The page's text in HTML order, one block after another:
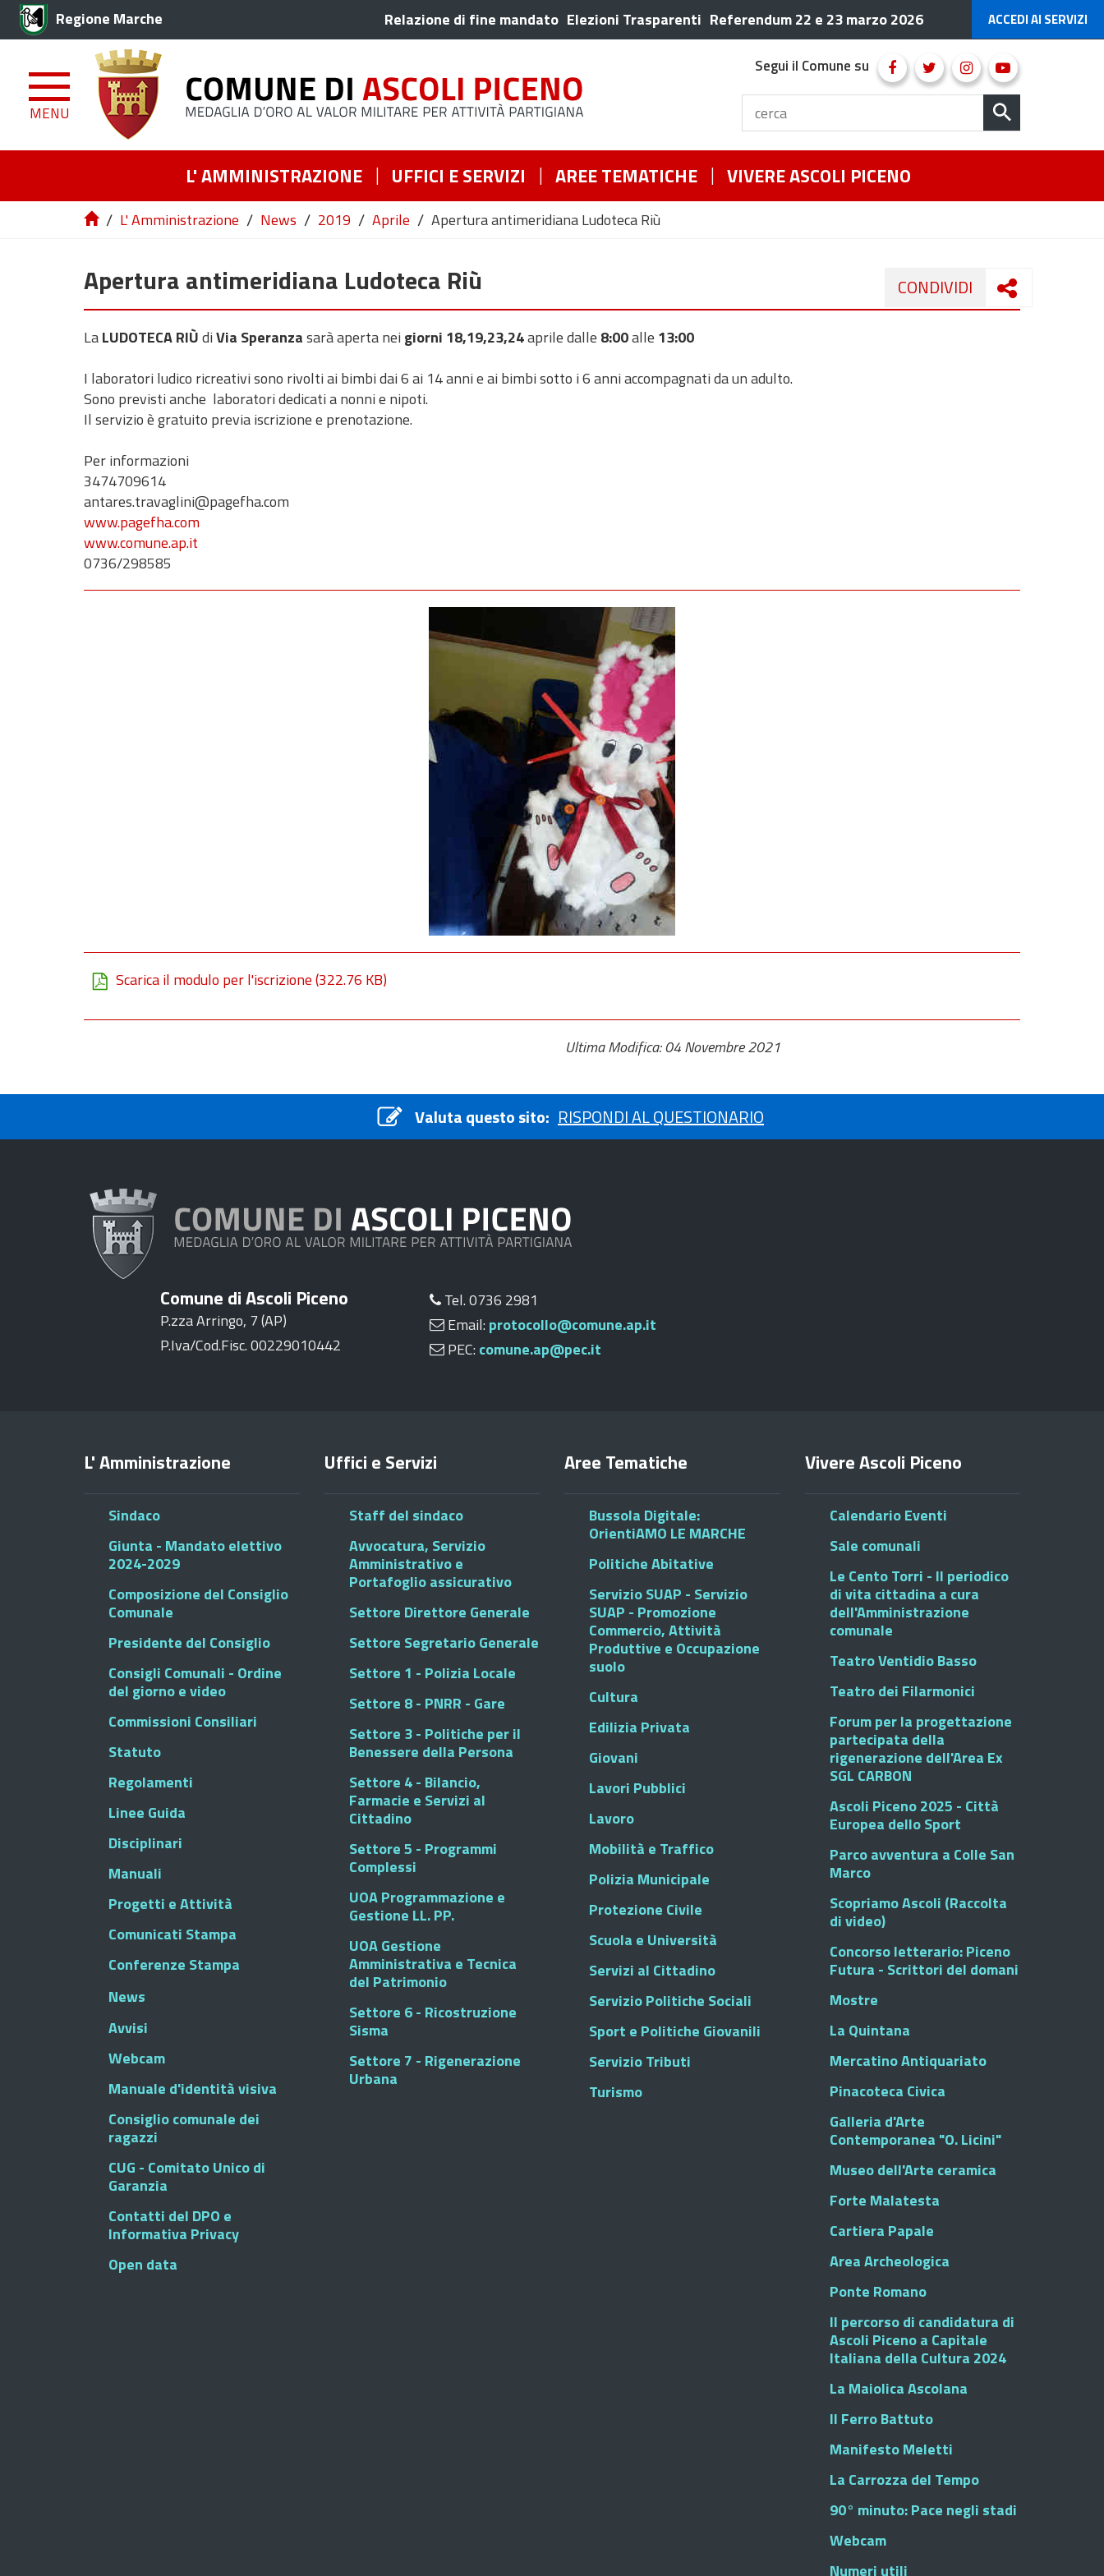
Regione Marche Relazione di fine mandato Elezioni Trasparenti Referendum 22 e 23 marzo 2026 ACCEDI AI SERVIZI
MENU
Segui il Comune su
L' AMMINISTRAZIONE UFFICI E SERVIZI AREE TEMATICHE VIVERE ASCOLI PICENO
/ L' Amministrazione / News / 2019 / Aprile / Apertura antimeridiana Ludoteca Riù
CONDIVIDI
Apertura antimeridiana Ludoteca Riù
LaLUDOTECA RIÙdiVia Speranzasarà aperta nei giorni 18,19,23,24aprile dalle 8:00alle 13:00
I laboratori ludico ricreativi sono rivolti ai bimbi dai 6 ai 14 anni e ai bimbi sotto i 6 anni accompagnati da un adulto.
Sono previsti anche laboratori dedicati a nonni e nipoti.
Il servizio è gratuito previa iscrizione e prenotazione.
Per informazioni
3474709614
antares.travaglini@pagefha.com
www.pagefha.com
www.comune.ap.it
0736/298585
Scarica il modulo per l'iscrizione(322.76 KB)
Ultima Modifica: 04 Novembre 2021
Valuta questo sito: RISPONDI AL QUESTIONARIO
Comune di Ascoli Piceno
P.zza Arringo, 7 (AP)
P.Iva/Cod.Fisc. 00229010442
Tel. 0736 2981
Email: protocollo@comune.ap.it
PEC: comune.ap@pec.it
L' Amministrazione
Sindaco
Giunta - Mandato elettivo
2024-2029
Composizione del Consiglio
Comunale
Presidente del Consiglio
Consigli Comunali - Ordine
del giorno e video
Commissioni Consiliari
Statuto
Regolamenti
Linee Guida
Disciplinari
Manuali
Progetti e Attività
Comunicati Stampa
Conferenze Stampa
News
Avvisi
Webcam
Manuale d'identità visiva
Consiglio comunale dei
ragazzi
CUG - Comitato Unico di
Garanzia
Contatti del DPO e
Informativa Privacy
Open data
Uffici e Servizi
Staff del sindaco
Avvocatura, Servizio
Amministrativo e
Portafoglio assicurativo
Settore Direttore Generale
Settore Segretario Generale
Settore 1 - Polizia Locale
Settore 8 - PNRR - Gare
Settore 3 - Politiche per il
Benessere della Persona
Settore 4 - Bilancio,
Farmacie e Servizi al
Cittadino
Settore 5 - Programmi
Complessi
UOA Programmazione e
Gestione LL. PP.
UOA Gestione
Amministrativa e Tecnica
del Patrimonio
Settore 6 - Ricostruzione
Sisma
Settore 7 - Rigenerazione
Urbana
Aree Tematiche
Bussola Digitale:
OrientiAMO LE MARCHE
Politiche Abitative
Servizio SUAP - Servizio
SUAP - Promozione
Commercio, Attività
Produttive e Occupazione
suolo
Cultura
Edilizia Privata
Giovani
Lavori Pubblici
Lavoro
Mobilità e Traffico
Polizia Municipale
Protezione Civile
Scuola e Università
Servizi al Cittadino
Servizio Politiche Sociali
Sport e Politiche Giovanili
Servizio Tributi
Turismo
Vivere Ascoli Piceno
Calendario Eventi
Sale comunali
Le Cento Torri - Il periodico
di vita cittadina a cura
dell'Amministrazione
comunale
Teatro Ventidio Basso
Teatro dei Filarmonici
Forum per la progettazione
partecipata della
rigenerazione dell'Area Ex
SGL CARBON
Ascoli Piceno 2025 - Città
Europea dello Sport
Parco avventura a Colle San
Marco
Scopriamo Ascoli (Raccolta
di video)
Concorso letterario: Piceno
Futura - Scrittori del domani
Mostre
La Quintana
Mercatino Antiquariato
Pinacoteca Civica
Galleria d'Arte
Contemporanea "O. Licini"
Museo dell'Arte ceramica
Forte Malatesta
Cartiera Papale
Area Archeologica
Ponte Romano
Il percorso di candidatura di
Ascoli Piceno a Capitale
Italiana della Cultura 2024
La Maiolica Ascolana
Il Ferro Battuto
Manifesto Meletti
La Carrozza del Tempo
90° minuto: Pace negli stadi
Webcam
Numeri utili